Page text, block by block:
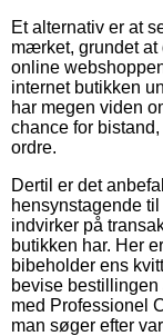
Et alternativ er at
mærket, grundet
online
internet butikken
har megen viden
chance for
ordre.
Dertil er det
hensynstagende
indvirker på
butikken har. Her
bibeholder ens
bevise
med Professionel
man søger efter